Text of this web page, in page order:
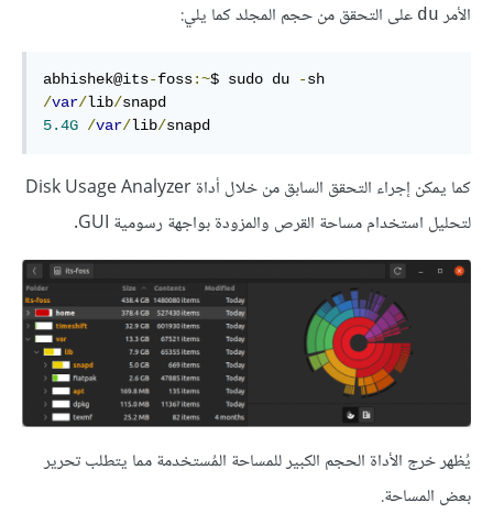
الأمر du على التحقق من حجم المجلد كما يلي:
abhishek@its-foss:~$ sudo du -
/var/lib/
5.4G /var/lib/snapd
كما يمكن إجراء التحقق السابق من خلال أداة Disk Usage Analyzer
لتحليل استخدام مساحة القرص والمزودة بواجهة رسومية GUI.
يُظهر خرج الأداة الحجم الكبير للمساحة المُستخدمة مما يتطلب تحرير
بعض المساحة.